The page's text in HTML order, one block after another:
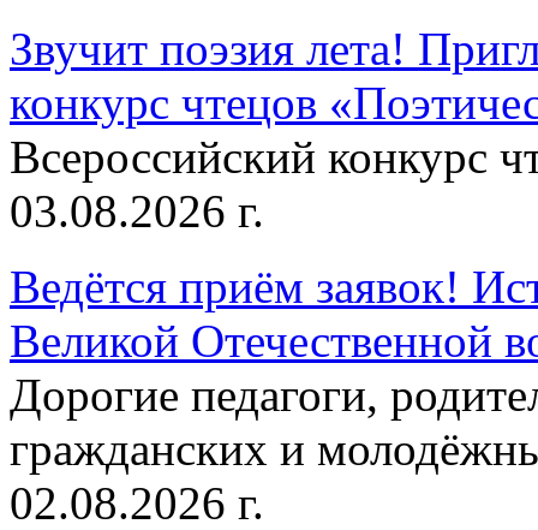
Звучит поэзия лета!
конкурс чтецов
Всероссийский конкурс
03.08.2026 г.
Ведётся приём заявок!
Великой Отечественной
Дорогие педагоги,
гражданских и
02.08.2026 г.